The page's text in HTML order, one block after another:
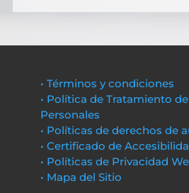
• Términos y condiciones
• Política de Tratamiento
Personales
• Políticas de derechos de
• Certificado de
• Políticas de Privacidad
• Mapa del Sitio